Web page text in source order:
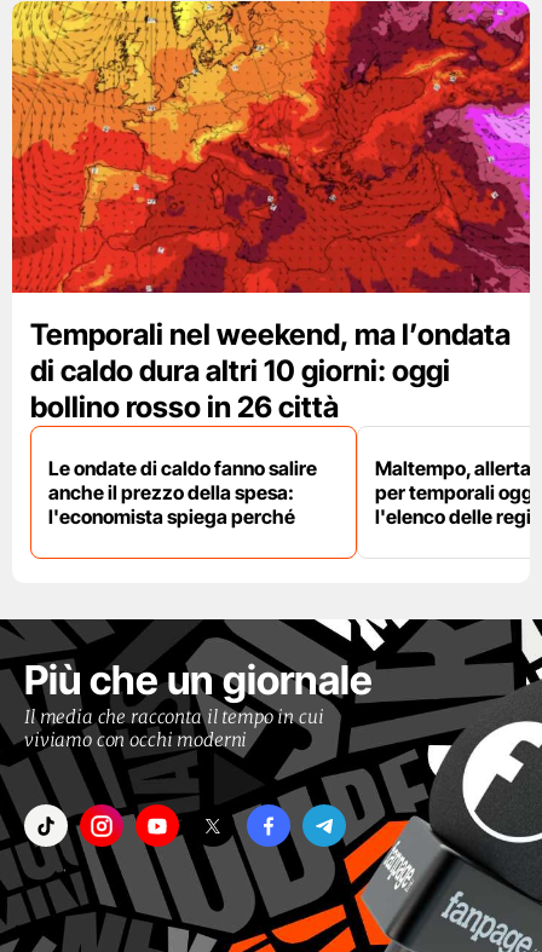
Temporali nel weekend, ma l’ondata
di caldo dura altri 10 giorni: oggi
bollino rosso in 26 città
Le ondate di caldo fanno salire
anche il prezzo della spesa:
l'economista spiega perché
Maltempo, allerta
per temporali oggi
l'elenco delle
Più che un giornale
Il media che racconta il tempo in cui
viviamo con occhi moderni